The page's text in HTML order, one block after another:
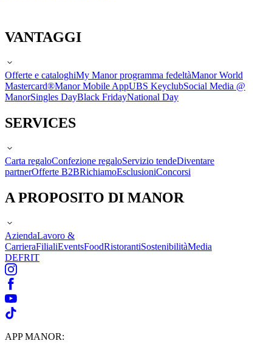
VANTAGGI
Offerte e cataloghiMy Manor programma fedeltàManor World
Mastercard®Manor Mobile AppUBS KeyclubSocial Media @
ManorSingles DayBlack FridayNational Day
SERVICES
Carta regaloConfezione regaloServizio tendeDiventare
partnerOfferte B2BRichiamoEsclusioniConcorsi
A PROPOSITO DI MANOR
AziendaLavoro &
CarrieraFilialiEventsFoodRistorantiSostenibilitàMedia
DEFRIT
APP MANOR: